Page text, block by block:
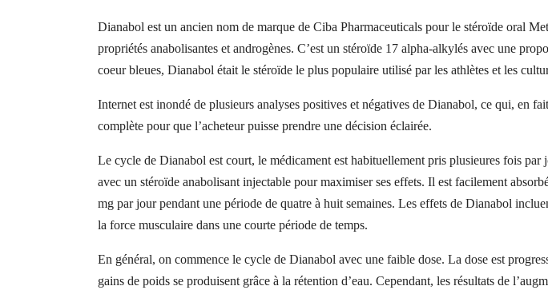
Dianabol est un ancien nom de marque de Ciba Pharmaceuticals pour le stéroïde oral
propriétés anabolisantes et androgènes. C’est un stéroïde 17 alpha-alkylés avec une
coeur bleues, Dianabol était le stéroïde le plus populaire utilisé par les athlètes et les
Internet est inondé de plusieurs analyses positives et négatives de Dianabol, ce qui, en
complète pour que l’acheteur puisse prendre une décision éclairée.
Le cycle de Dianabol est court, le médicament est habituellement pris plusieures fois
avec un stéroïde anabolisant injectable pour maximiser ses effets. Il est facilement
mg par jour pendant une période de quatre à huit semaines. Les effets de Dianabol
la force musculaire dans une courte période de temps.
En général, on commence le cycle de Dianabol avec une faible dose. La dose est
gains de poids se produisent grâce à la rétention d’eau. Cependant, les résultats de